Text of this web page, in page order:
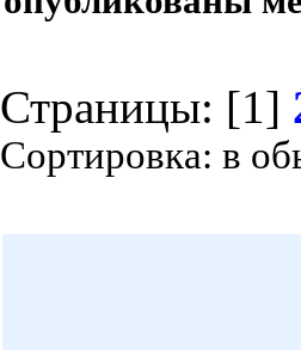
Страницы: [1]
Сортировка: в